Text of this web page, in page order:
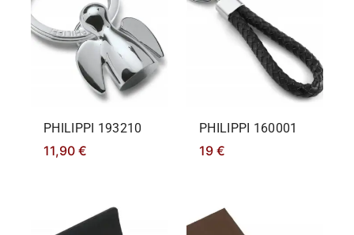
PHILIPPΙ 193210
11,90 €
PHILIPPΙ 160001
19 €